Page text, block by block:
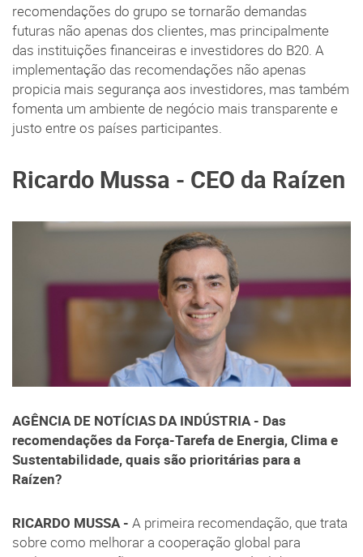
recomendações do grupo se tornarão demandas
futuras não apenas dos clientes, mas principalmente
das instituições financeiras e investidores do B20. A
implementação das recomendações não apenas
propicia mais segurança aos investidores, mas também
fomenta um ambiente de negócio mais transparente e
justo entre os países participantes.
Ricardo Mussa - CEO da Raízen
AGÊNCIA DE NOTÍCIAS DA INDÚSTRIA - Das
recomendações da Força-Tarefa de Energia, Clima e
Sustentabilidade, quais são prioritárias para a
Raízen?
RICARDO MUSSA - A primeira recomendação, que trata
sobre como melhorar a cooperação global para